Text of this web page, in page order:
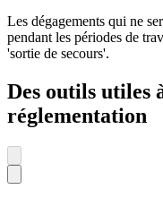
Les dégagements qui ne
pendant les périodes de
'sortie de secours'.
Des outils utiles
réglementation